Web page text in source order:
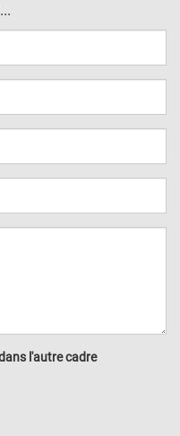
l'autre cadre